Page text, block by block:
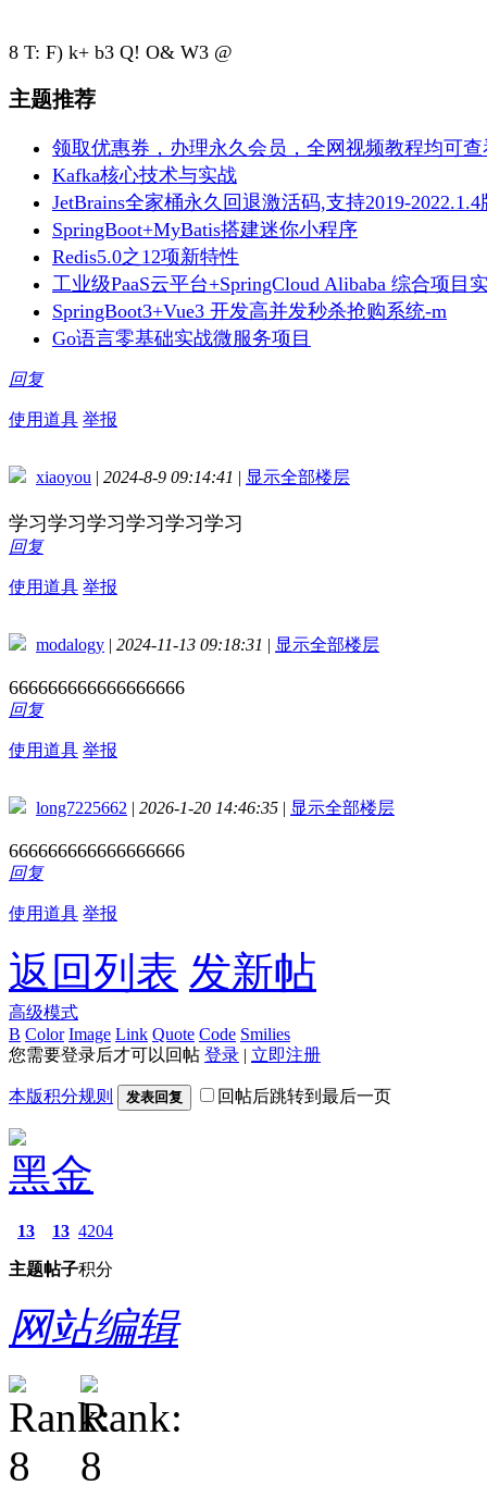
8 T: F) k+ b3 Q! O& W3 @
主题推荐
领取优惠券，办理永久会员，全网视频教程均可查
Kafka核心技术与实战
JetBrains全家桶永久回退激活码,支持2019-2022.1.4
SpringBoot+MyBatis搭建迷你小程序
Redis5.0之12项新特性
工业级PaaS云平台+SpringCloud Alibaba 综合项目
SpringBoot3+Vue3 开发高并发秒杀抢购系统-m
Go语言零基础实战微服务项目
回复
使用道具 举报
xiaoyou | 2024-8-9 09:14:41 | 显示全部楼层
学习学习学习学习学习学习
回复
使用道具 举报
modalogy | 2024-11-13 09:18:31 | 显示全部楼层
666666666666666666
回复
使用道具 举报
long7225662 | 2026-1-20 14:46:35 | 显示全部楼层
666666666666666666
回复
使用道具 举报
返回列表 发新帖
高级模式
B Color Image Link Quote Code Smilies
您需要登录后才可以回帖 登录 | 立即注册
本版积分规则 发表回复 回帖后跳转到最后一页
黑金
13
主题
13
帖子
4204
积分
网站编辑